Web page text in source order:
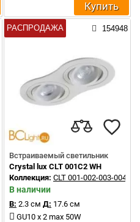
Купить
РАСПРОДАЖА 154948
Встраиваемый светильник
Crystal lux CLT 001C2 WH
Коллекция: CLT 001-002-003-004
В наличии
В: 2.3 см Д: 17.6 см
GU10 x 2 max 50W